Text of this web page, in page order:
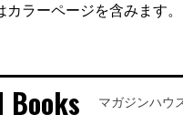
ラーページを含みます
Books マガジンハウ